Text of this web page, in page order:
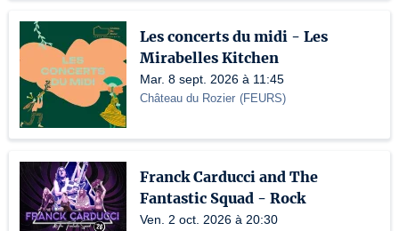
Les concerts du midi - Les
Mirabelles Kitchen
Mar. 8 sept. 2026 à 11:45
Château du Rozier (FEURS)
Franck Carducci and The
Fantastic Squad - Rock
Ven. 2 oct. 2026 à 20:30